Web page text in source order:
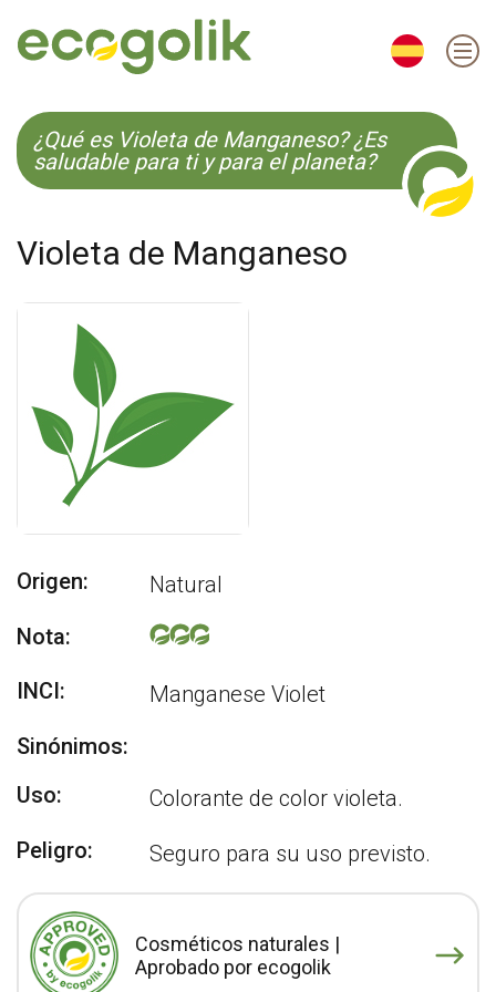
EN ES CS KO
¿Qué es Violeta de Manganeso? ¿Es
saludable para ti y para el planeta?
Violeta de Manganeso
Origen:
Natural
Nota:
INCI:
Manganese Violet
Sinónimos:
Uso:
Colorante de color violeta.
Peligro:
Seguro para su uso previsto.
Cosméticos naturales |
Aprobado por ecogolik